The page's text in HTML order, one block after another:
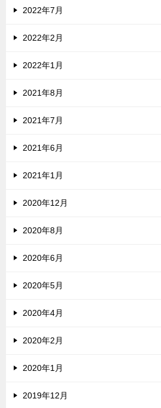
2022年7月
2022年2月
2022年1月
2021年8月
2021年7月
2021年6月
2021年1月
2020年12月
2020年8月
2020年6月
2020年5月
2020年4月
2020年2月
2020年1月
2019年12月